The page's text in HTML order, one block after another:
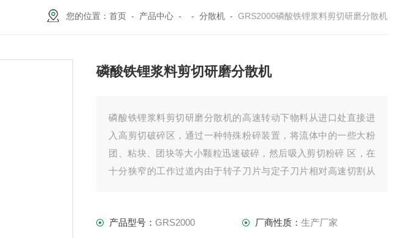
您的位置： 首页 - 产品中心 - - 分散机 - GRS2000磷酸铁锂浆料剪切研磨分散机
磷酸铁锂浆料剪切研磨分散机
磷酸铁锂浆料剪切研磨分散机的高速转动下物料从进口处直接进
入高剪切破碎区，通过一种特殊粉碎装置，将流体中的一些大粉
团、粘块、团块等大小颗粒迅速破碎，然后吸入剪切粉碎 区，在
十分狭窄的工作过道内由于转子刀片与定子刀片相对高速切割从
产品型号：GRS2000 厂商性质： 生产厂家